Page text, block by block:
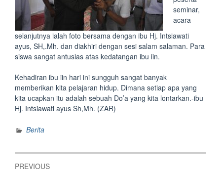
seminar,
acara
selanjutnya ialah foto bersama dengan ibu Hj. Intsiawati
ayus, SH,.Mh. dan diakhiri dengan sesi salam salaman. Para
siswa sangat antusias atas kedatangan ibu iin.
Kehadiran ibu iin hari ini sungguh sangat banyak
memberikan kita pelajaran hidup. Dimana setiap apa yang
kita ucapkan itu adalah sebuah Do’a yang kita lontarkan.-ibu
Hj. Intsiawati ayus Sh,Mh. (ZAR)
Berita
Post
PREVIOUS